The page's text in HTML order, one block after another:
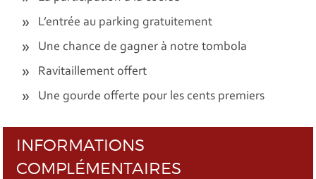
L’entrée au parking gratuitement
Une chance de gagner à notre tombola
Ravitaillement offert
Une gourde offerte pour les cents premiers
INFORMATIONS
COMPLÉMENTAIRES